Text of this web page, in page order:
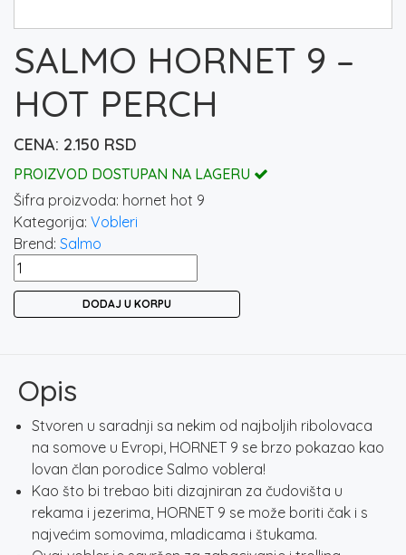
SALMO HORNET 9 –
HOT PERCH
2.150 RSD
PROIZVOD DOSTUPAN NA LAGERU
Šifra proizvoda: hornet hot 9
Kategorija: Vobleri
Brend: Salmo
SALMO
HORNET
količina
DODAJ U KORPU
Opis
Stvoren u saradnji sa nekim od najboljih ribolovaca
na somove u Evropi, HORNET 9 se brzo pokazao kao
lovan član porodice Salmo voblera!
Kao što bi trebao biti dizajniran za čudovišta u
rekama i jezerima, HORNET 9 se može boriti čak i s
najvećim somovima, mladicama i štukama.